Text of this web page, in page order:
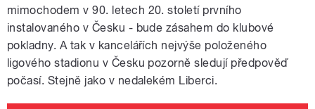
mimochodem v 90. letech 20. století prvního
instalovaného v Česku - bude zásahem do klubové
pokladny. A tak v kancelářích nejvýše položeného
ligového stadionu v Česku pozorně sledují předpověď
počasí. Stejně jako v nedalekém Liberci.